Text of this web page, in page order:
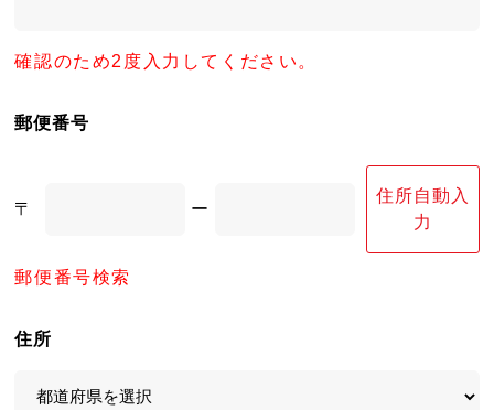
確認のため2度入力してください。
郵便番号
〒 ー
住所自動入
力
郵便番号検索
住所